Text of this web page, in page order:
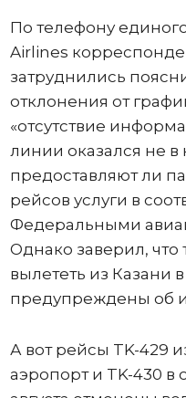
По телефону
Airlines
затруднились
отклонения от
«отсутствие
линии оказался не в
предоставляют ли
рейсов услуги в
Федеральными
Однако заверил,
вылететь из Казани
предупреждены об
А вот рейсы TK-429
аэропорт и TK-430